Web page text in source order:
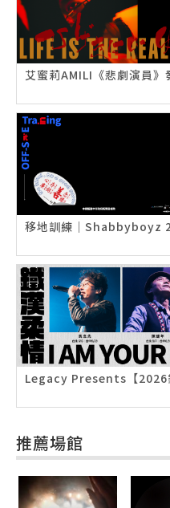
艾蜜莉AMILI《悲劇演員
移地訓練｜Shabbyboyz
Legacy Presents【2026
推薦場館